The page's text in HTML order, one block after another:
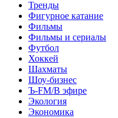
Тренды
Фигурное катание
Фильмы
Фильмы и сериалы
Футбол
Хоккей
Шахматы
Шоу-бизнес
Ъ-FM/В эфире
Экология
Экономика